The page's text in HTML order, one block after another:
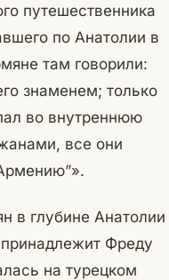
путешественника
по Анатолии в
там говорили:
знаменем; только
во внутреннюю
все они
в глубине Анатолии
Фреду
на турецком